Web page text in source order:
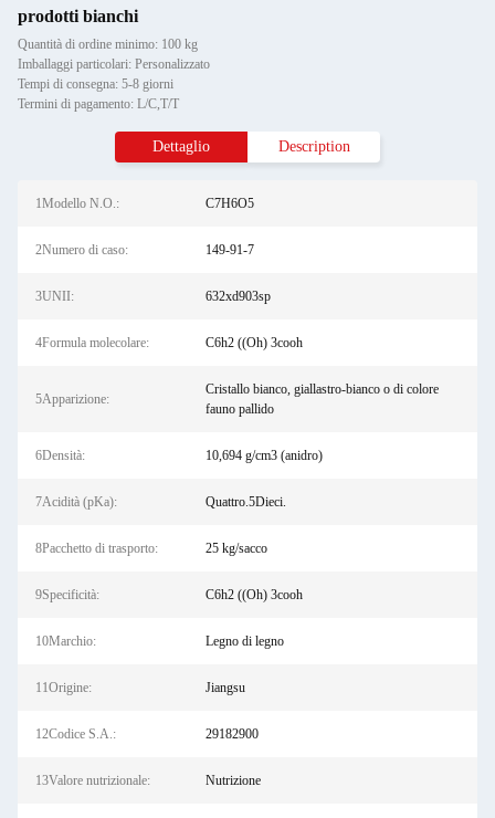
prodotti bianchi
Quantità di ordine minimo: 100 kg
Imballaggi particolari: Personalizzato
Tempi di consegna: 5-8 giorni
Termini di pagamento: L/C,T/T
Dettaglio Description
1Modello N.O.: C7H6O5
2Numero di caso: 149-91-7
3UNII: 632xd903sp
4Formula molecolare: C6h2 ((Oh) 3cooh
5Apparizione:
Cristallo bianco, giallastro-bianco o di colore
fauno pallido
6Densità: 10,694 g/cm3 (anidro)
7Acidità (pKa): Quattro.5Dieci.
8Pacchetto di trasporto: 25 kg/sacco
9Specificità: C6h2 ((Oh) 3cooh
10Marchio: Legno di legno
11Origine: Jiangsu
12Codice S.A.: 29182900
13Valore nutrizionale: Nutrizione